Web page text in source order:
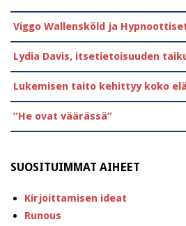
Viggo Wallensköld ja
Lydia Davis, itsetietoisuuden
Lukemisen taito kehittyy koko
”He ovat väärässä”
SUOSITUIMMAT AIHEET
Kirjoittamisen ideat
Runous